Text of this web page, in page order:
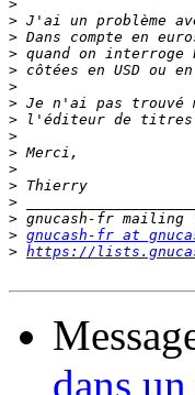
>
>
>
>
>
>
>
>
>
>
>
>
>
>
> gnucash-fr at
> https://
dans